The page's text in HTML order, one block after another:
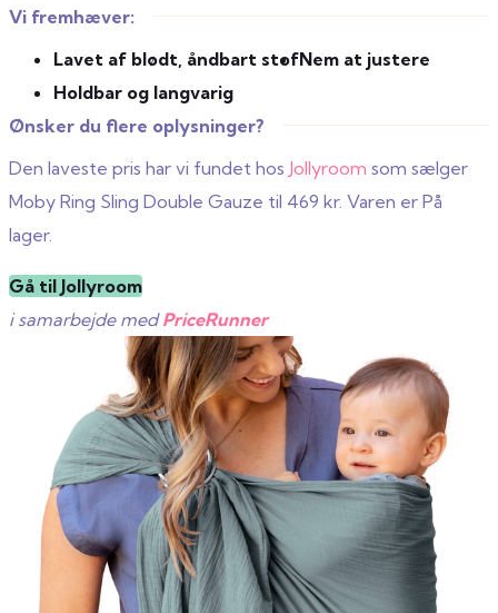
Vi fremhæver:
Lavet af blødt, åndbart stofNem at justere
Holdbar og langvarig
Ønsker du flere oplysninger?
Den laveste pris har vi fundet hos Jollyroom som sælger
Moby Ring Sling Double Gauze til 469 kr. Varen er På
lager.
Gå til Jollyroom
i samarbejde medPriceRunner